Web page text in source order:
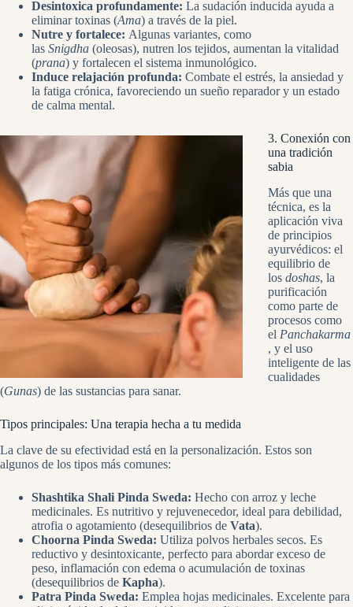
Desintoxica profundamente: La sudación inducida ayuda a
eliminar toxinas (Ama) a través de la piel.
Nutre y fortalece: Algunas variantes, como
las Snigdha (oleosas), nutren los tejidos, aumentan la vitalidad
(prana) y fortalecen el sistema inmunológico.
Induce relajación profunda: Combate el estrés, la ansiedad y
la fatiga crónica, favoreciendo un sueño reparador y un estado
de calma mental.
3. Conexión con
una tradición
sabia
Más que una
técnica, es la
aplicación viva
de principios
ayurvédicos: el
equilibrio de
los doshas, la
purificación
como parte de
procesos como
el Panchakarma
, y el uso
inteligente de las
cualidades
(Gunas) de las sustancias para sanar.
Tipos principales: Una terapia hecha a tu medida
La clave de su efectividad está en la personalización. Estos son
algunos de los tipos más comunes:
Shashtika Shali Pinda Sweda: Hecho con arroz y leche
medicinales. Es nutritivo y rejuvenecedor, ideal para debilidad,
atrofia o agotamiento (desequilibrios de Vata).
Choorna Pinda Sweda: Utiliza polvos herbales secos. Es
reductivo y desintoxicante, perfecto para abordar exceso de
peso, inflamación con edema o acumulación de toxinas
(desequilibrios de Kapha).
Patra Pinda Sweda: Emplea hojas medicinales. Excelente para